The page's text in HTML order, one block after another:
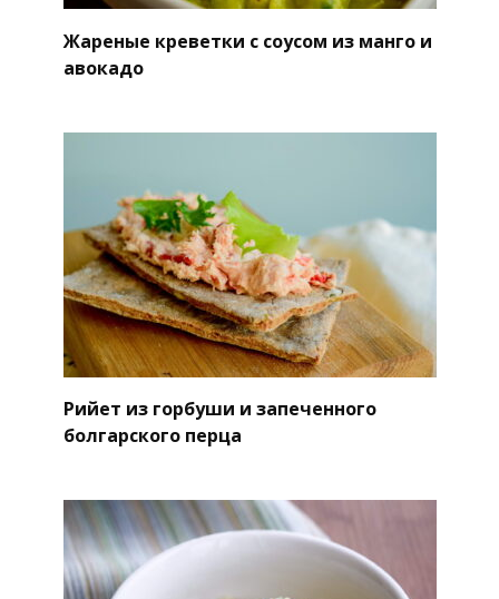
Жареные креветки с соусом из манго и
авокадо
Рийет из горбуши и запеченного
болгарского перца